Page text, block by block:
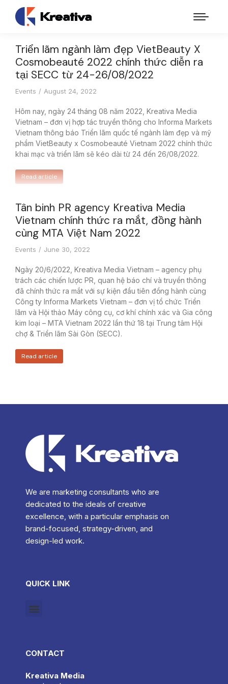
Triển lãm ngành làm đẹp VietBeauty X
Cosmobeauté 2022 chính thức diễn ra
tại SECC từ 24-26/08/2022
Events August 24, 2022
Hôm nay, ngày 24 tháng 08 năm 2022, Kreativa Media
Vietnam – đơn vị hợp tác truyền thông cho Informa Markets
Vietnam thông báo Triển lãm quốc tế ngành làm đẹp và mỹ
phẩm VietBeauty x Cosmobeauté Vietnam 2022 chính thức
khai mạc và triển lãm sẽ kéo dài từ 24 đến 26/08/2022.
Read article
Tân binh PR agency Kreativa Media
Vietnam chính thức ra mắt, đồng hành
cùng MTA Việt Nam 2022
Events June 30, 2022
Ngày 20/6/2022, Kreativa Media Vietnam – agency phụ
trách các chiến lược PR, quan hệ báo chí và truyền thông
đã chính thức ra mắt với sự kiện đầu tiên đồng hành cùng
Công ty Informa Markets Vietnam – đơn vị tổ chức Triển
lãm và Hội thảo Máy công cụ, cơ khí chính xác và Gia công
kim loại – MTA Vietnam 2022 lần thứ 18 tại Trung tâm Hội
chợ & Triển lãm Sài Gòn (SECC).
Read article
We are marketing consultants who are
dedicated to the ideals of creative
excellence, with a particular emphasis on
brand-focused, strategy-driven, and
design-led work.
QUICK LINK
CONTACT
Kreativa Media